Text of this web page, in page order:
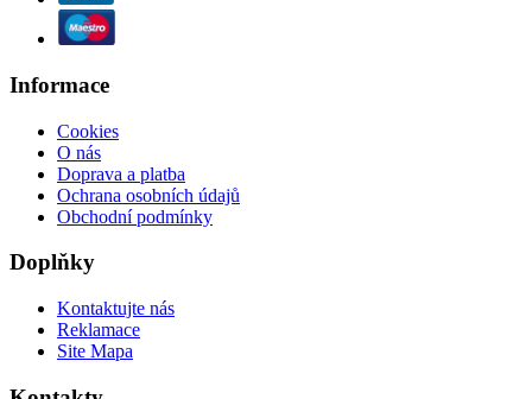
Informace
Cookies
O nás
Doprava a platba
Ochrana osobních údajů
Obchodní podmínky
Doplňky
Kontaktujte nás
Reklamace
Site Mapa